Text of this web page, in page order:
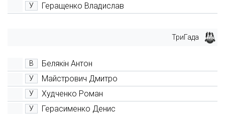
У Геращенко Владислав
ТриГада
В Белякін Антон
У Майстрович Дмитро
У Худченко Роман
У Герасименко Денис